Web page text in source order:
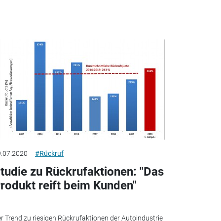
#Rückruf
zu Rückrufaktionen: "Das
reift beim Kunden"
Trend zu riesigen Rückrufaktionen der Autoindustrie